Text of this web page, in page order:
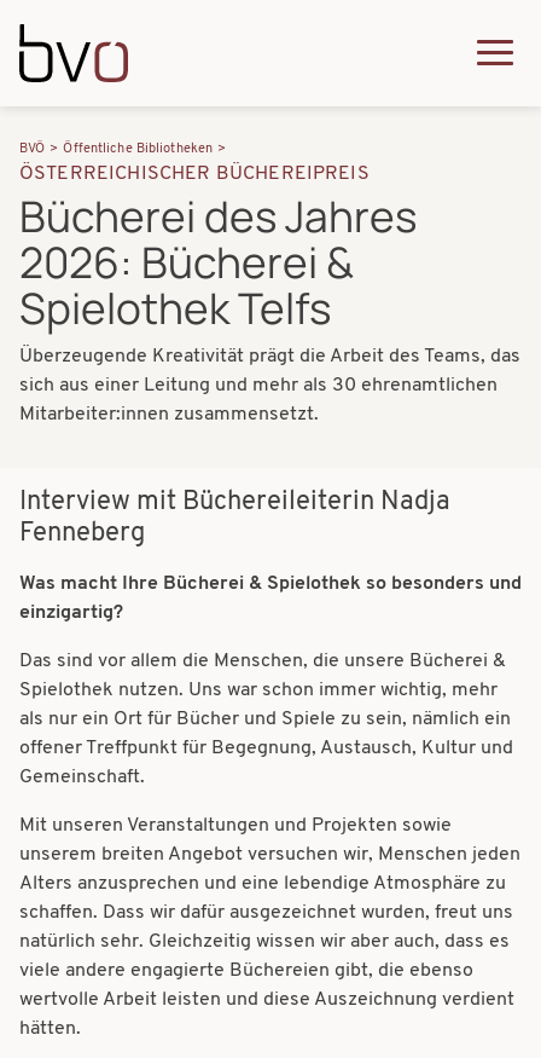
k
m
e
n
u
a
u
p
t
n
a
v
g
t
o
n
P
f
a
d
n
a
v
a
i
o
n
BVÖ Öffentliche Bibliotheken
ÖSTERREICHISCHER BÜCHEREIPREIS
Bücherei des Jahres
2026: Bücherei &
Spielothek Telfs
Überzeugende Kreativität prägt die Arbeit des Teams, das
sich aus einer Leitung und mehr als 30 ehrenamtlichen
Mitarbeiter:innen zusammensetzt.
Interview mit Büchereileiterin Nadja
Fenneberg
Was macht Ihre Bücherei & Spielothek so besonders und
einzigartig?
Das sind vor allem die Menschen, die unsere Bücherei &
Spielothek nutzen. Uns war schon immer wichtig, mehr
als nur ein Ort für Bücher und Spiele zu sein, nämlich ein
offener Treffpunkt für Begegnung, Austausch, Kultur und
Gemeinschaft.
Mit unseren Veranstaltungen und Projekten sowie
unserem breiten Angebot versuchen wir, Menschen jeden
Alters anzusprechen und eine lebendige Atmosphäre zu
schaffen. Dass wir dafür ausgezeichnet wurden, freut uns
natürlich sehr. Gleichzeitig wissen wir aber auch, dass es
viele andere engagierte Büchereien gibt, die ebenso
wertvolle Arbeit leisten und diese Auszeichnung verdient
hätten.